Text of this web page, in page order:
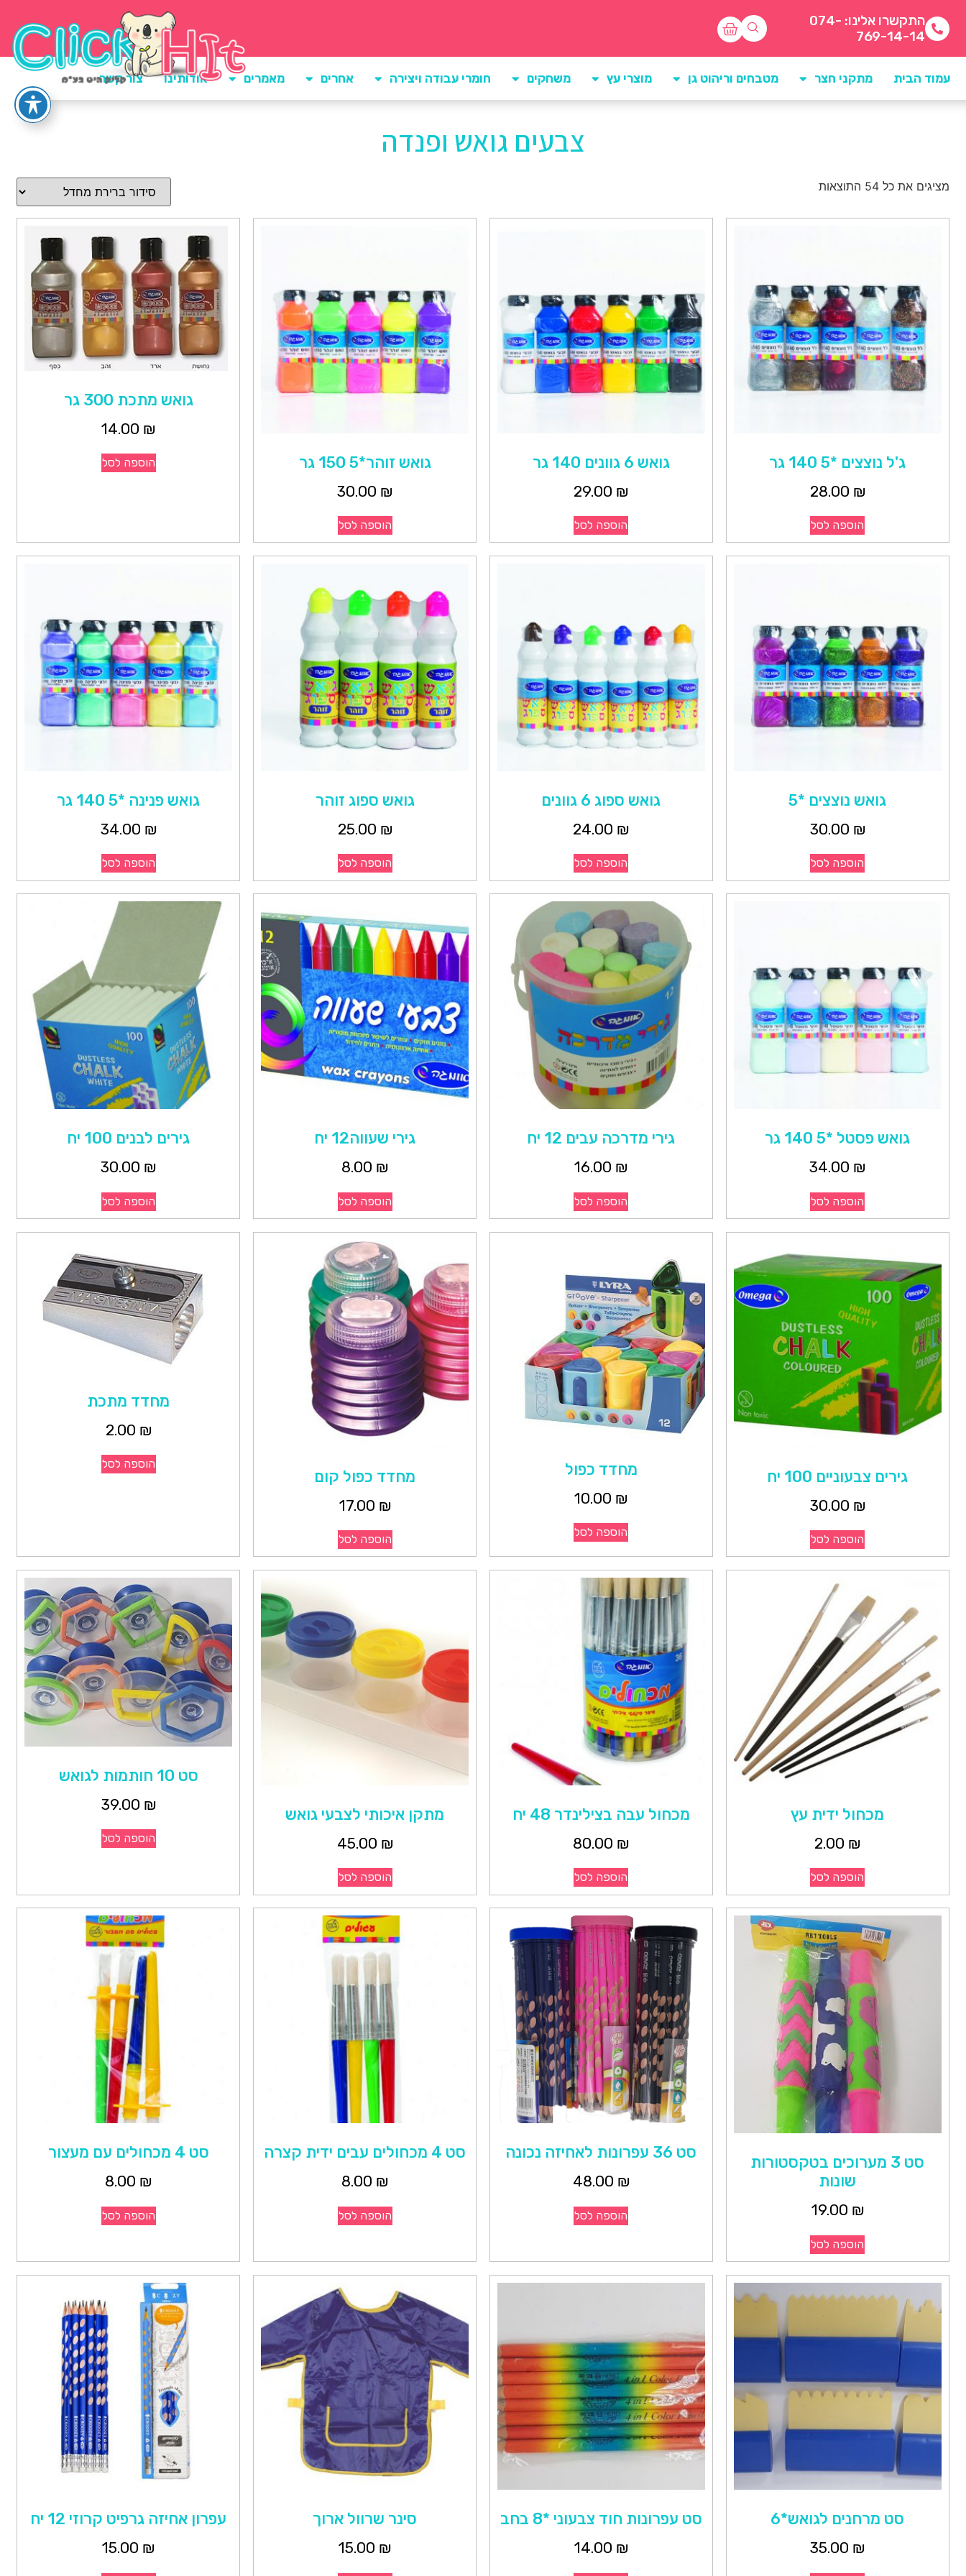
התקשרו אלינו: 074-
769-14-14
עמוד הבית מתקני חצר מטבחים וריהוט גן מוצרי עץ משחקים חומרי עבודה ויצירה אחרים מאמרים אודותינו צור קשר
צבעים גואש ופנדה
מציגים את כל ⁦54⁩ התוצאות
ג'ל נוצצים *5 140 גר
28.00 ₪
הוספה לסל
גואש 6 גוונים 140 גר
29.00 ₪
הוספה לסל
גואש זוהר*5 150 גר
30.00 ₪
הוספה לסל
גואש מתכת 300 גר
14.00 ₪
הוספה לסל
גואש נוצצים *5
30.00 ₪
הוספה לסל
גואש ספוג 6 גוונים
24.00 ₪
הוספה לסל
גואש ספוג זוהר
25.00 ₪
הוספה לסל
גואש פנינה *5 140 גר
34.00 ₪
הוספה לסל
גואש פסטל *5 140 גר
34.00 ₪
הוספה לסל
גירי מדרכה עבים 12 יח
16.00 ₪
הוספה לסל
גירי שעווה12 יח
8.00 ₪
הוספה לסל
גירים לבנים 100 יח
30.00 ₪
הוספה לסל
גירים צבעוניים 100 יח
30.00 ₪
הוספה לסל
מחדד כפול
10.00 ₪
הוספה לסל
מחדד כפול קום
17.00 ₪
הוספה לסל
מחדד מתכת
2.00 ₪
הוספה לסל
מכחול ידית עץ
2.00 ₪
הוספה לסל
מכחול עבה בצילינדר 48 יח
80.00 ₪
הוספה לסל
מתקן איכותי לצבעי גואש
45.00 ₪
הוספה לסל
סט 10 חותמות לגואש
39.00 ₪
הוספה לסל
סט 3 מערוכים בטקסטורות
שונות
19.00 ₪
הוספה לסל
סט 36 עפרונות לאחיזה נכונה
48.00 ₪
הוספה לסל
סט 4 מכחולים עבים ידית קצרה
8.00 ₪
הוספה לסל
סט 4 מכחולים עם מעצור
8.00 ₪
הוספה לסל
סט מרחנים לגואש*6
35.00 ₪
סט עפרונות חוד צבעוני *8 בחב
14.00 ₪
סינר שרוול ארוך
15.00 ₪
עפרון אחיזה גרפיט קרוזי 12 יח
15.00 ₪